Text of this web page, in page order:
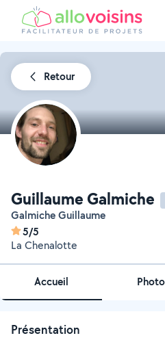
Retour
Guillaume Galmiche
Galmiche Guillaume
5/5
La Chenalotte
Accueil
Présentation